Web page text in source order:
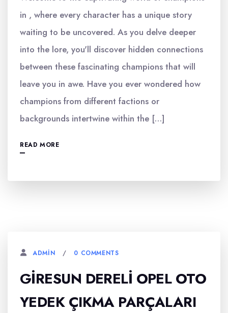
in , where every character has a unique story
waiting to be uncovered. As you delve deeper
into the lore, you'll discover hidden connections
between these fascinating champions that will
leave you in awe. Have you ever wondered how
champions from different factions or
backgrounds intertwine within the […]
READ MORE
ADMIN 0 COMMENTS
GIRESUN DERELI OPEL OTO
YEDEK ÇIKMA PARÇALARI